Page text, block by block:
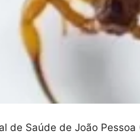
de Saúde de João